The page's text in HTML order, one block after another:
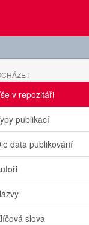
v repozitáři
publikací
data publikování
slova